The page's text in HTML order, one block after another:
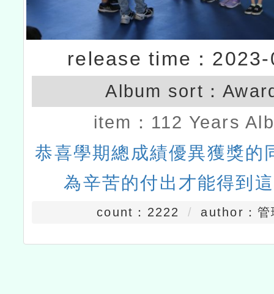
release time：
Album sort：
item： 112 Years
恭喜學期總成績優異獲獎的
為辛苦的付出才能得到
count：2222 author：管